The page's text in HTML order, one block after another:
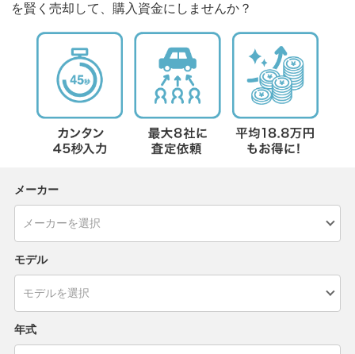
を賢く売却して、購入資金にしませんか？
メーカー
モデル
年式